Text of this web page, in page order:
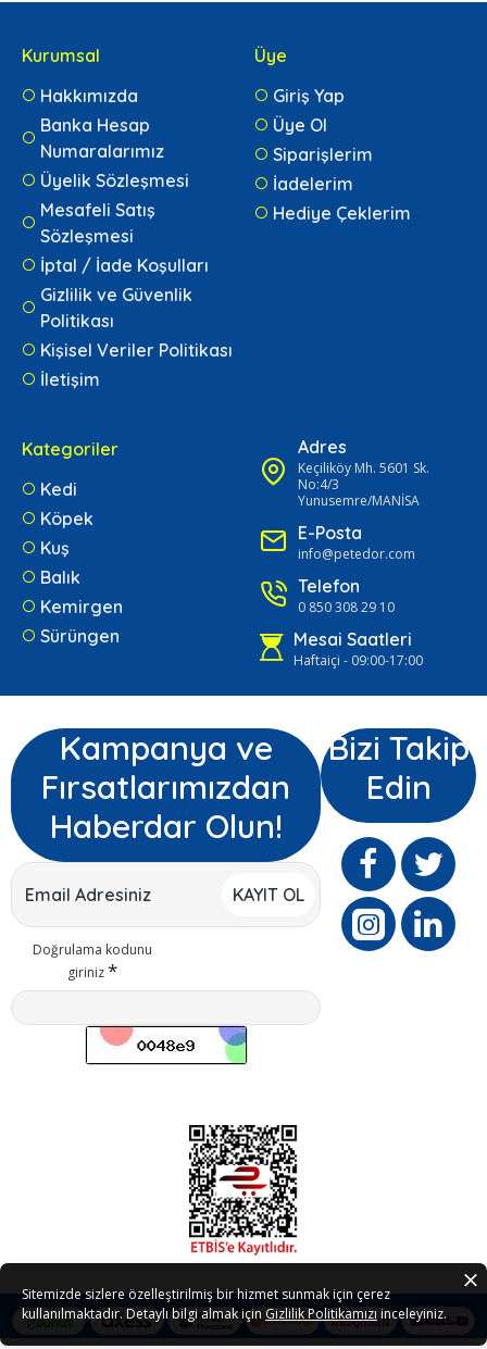
Kurumsal
Hakkımızda
Banka Hesap
Numaralarımız
Üyelik Sözleşmesi
Mesafeli Satış
Sözleşmesi
İptal / İade Koşulları
Gizlilik ve Güvenlik
Politikası
Kişisel Veriler Politikası
İletişim
Üye
Giriş Yap
Üye Ol
Siparişlerim
İadelerim
Hediye Çeklerim
Kategoriler
Kedi
Köpek
Kuş
Balık
Kemirgen
Sürüngen
Adres
Keçiliköy Mh. 5601 Sk.
No:4/3
Yunusemre/MANİSA
E-Posta
info@petedor.com
Telefon
0 850 308 29 10
Mesai Saatleri
Haftaiçi - 09:00-17:00
Kampanya ve
Fırsatlarımızdan
Haberdar Olun!
KAYIT OL
Doğrulama kodunu
giriniz
Bizi Takip
Edin
Sitemizde sizlere özelleştirilmiş bir hizmet sunmak için çerez
kullanılmaktadır. Detaylı bilgi almak için Gizlilik Politikamızı inceleyiniz.